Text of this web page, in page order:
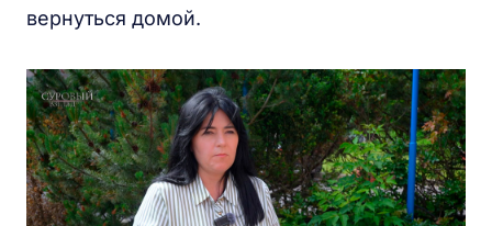
вернуться домой.